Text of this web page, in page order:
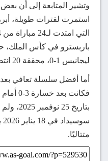
وتشير المتابعة إلى أن بعض
استمرت لفترات طويلة،
ليجانيس 1-0، محققة 20 انتصارًا و4 تعادلات.
أما أفضل سلسلة تعافي
فكانت
بتاريخ
متتاليًا.